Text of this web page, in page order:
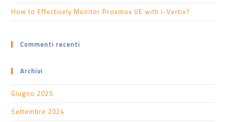
How to Effectively Monitor Proxmox VE with i-Vertix?
Commenti recenti
Archivi
Giugno 2025
Settembre 2024